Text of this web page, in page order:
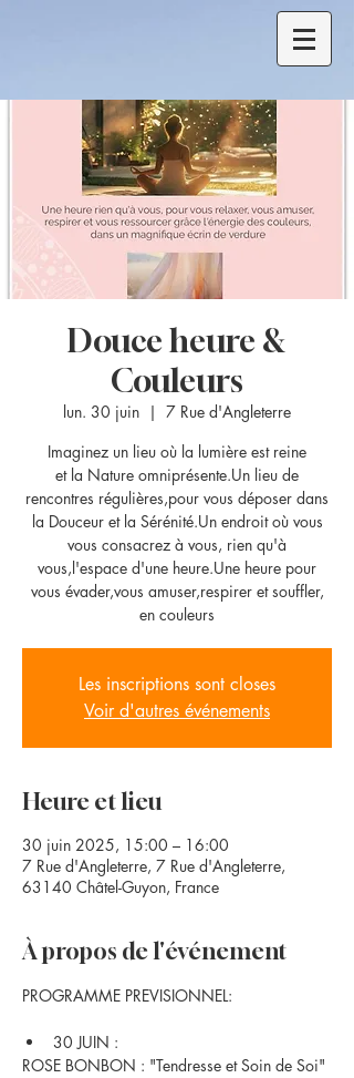
Douce heure &
Couleurs
lun. 30 juin
  |
7 Rue d'Angleterre
Imaginez un lieu où la lumière est reine
et la Nature omniprésente.Un lieu de
rencontres régulières,pour vous déposer dans
la Douceur et la Sérénité.Un endroit où vous
vous consacrez à vous, rien qu'à
vous,l'espace d'une heure.Une heure pour
vous évader,vous amuser,respirer et souffler,
en couleurs
Les inscriptions sont closes
Voir d'autres événements
Heure et lieu
30 juin 2025, 15:00 – 16:00
7 Rue d'Angleterre, 7 Rue d'Angleterre,
63140 Châtel-Guyon, France
À propos de l'événement
PROGRAMME PREVISIONNEL:
30 JUIN :
ROSE BONBON : "Tendresse et Soin de Soi"